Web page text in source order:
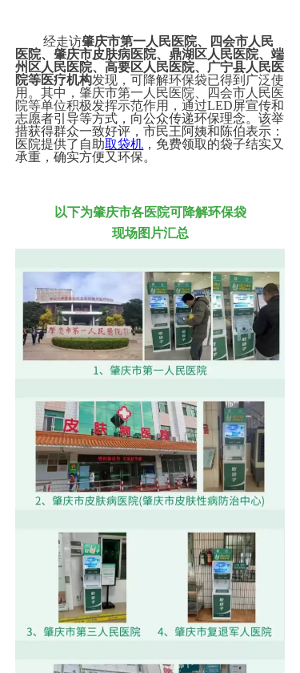
经走访肇庆市第一人民医院、四会市人民
医院、肇庆市皮肤病医院、鼎湖区人民医院、端
州区人民医院、高要区人民医院、广宁县人民医
院等医疗机构发现，可降解环保袋已得到广泛使
用。其中，肇庆市第一人民医院、四会市人民医
院等单位积极发挥示范作用，通过LED屏宣传和
志愿者引导等方式，向公众传递环保理念。该举
措获得群众一致好评，市民王阿姨和陈伯表示：
医院提供了自助取袋机 ，免费领取的袋子结实又
承重，确实方便又环保。
以下为肇庆市各医院可降解环保袋
现场图片汇总